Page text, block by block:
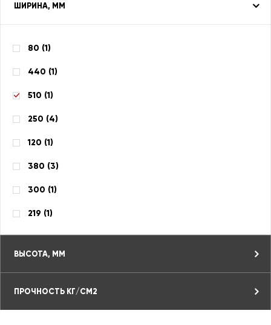
ШИРИНА, ММ
80 (1)
440 (1)
510 (1)
250 (4)
120 (1)
380 (3)
300 (1)
219 (1)
ВЫСОТА, ММ
ПРОЧНОСТЬ КГ/СМ2